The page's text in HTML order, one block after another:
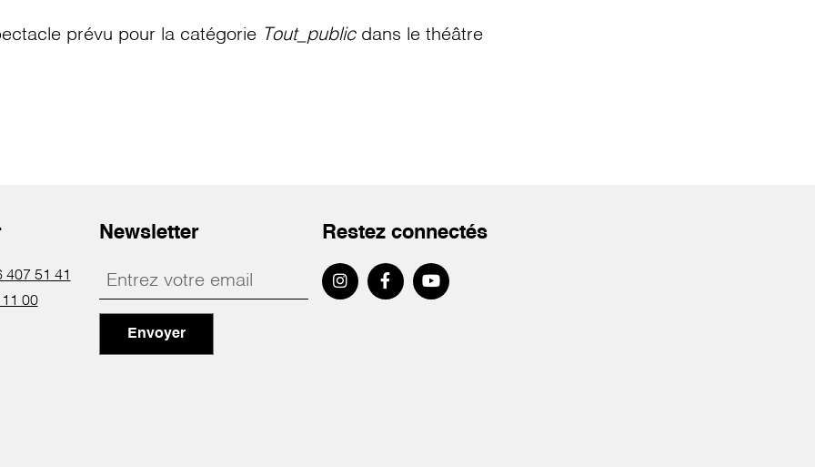
prévu pour la catégorie Tout_publicdans le théâtre
407 51 41
00
Newsletter
Envoyer
Restez connectés